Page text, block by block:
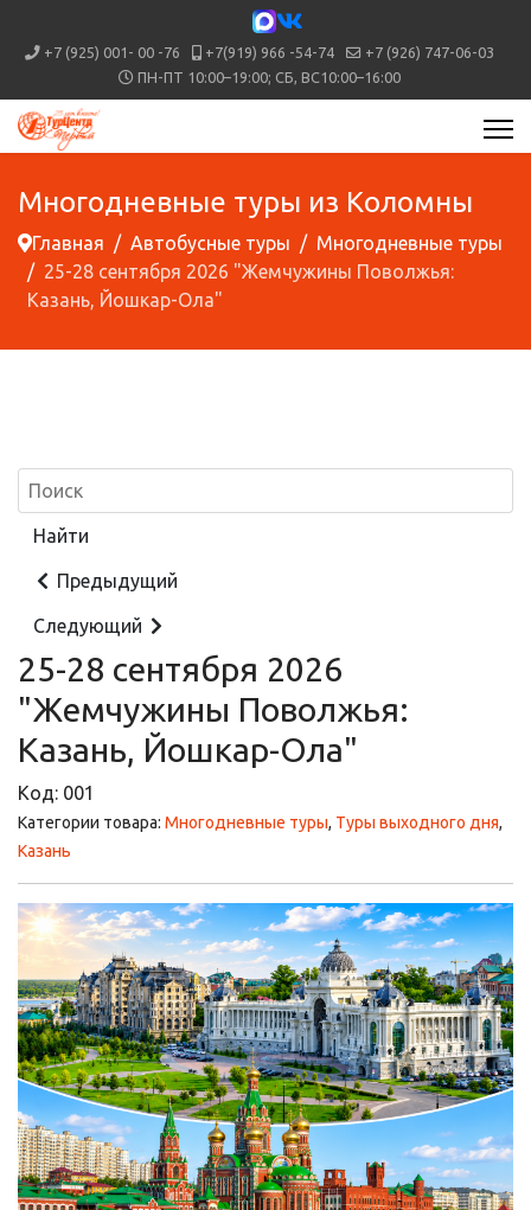
+7 (925) 001- 00 -76 +7(919) 966 -54-74
+7 (926) 747-06-03
ПН-ПТ 10:00–19:00; СБ, ВС10:00–16:00
Многодневные туры из Коломны
Главная Автобусные туры
Многодневные туры
25-28 сентября 2026 "Жемчужины Поволжья:
Казань, Йошкар-Ола"
Предыдущий
Следующий
25-28 сентября 2026
"Жемчужины Поволжья:
Казань, Йошкар-Ола"
Код: 001
Категории товара: Многодневные туры, Туры выходного дня,
Казань